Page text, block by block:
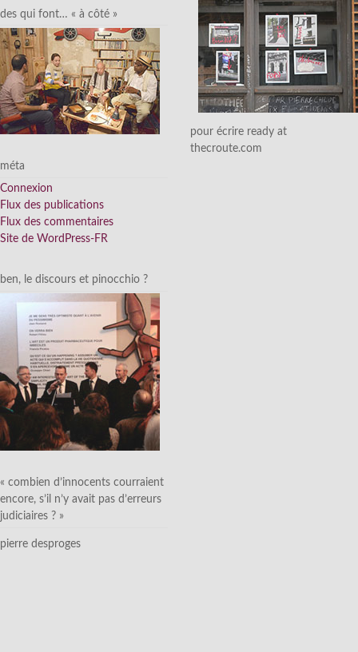
des qui font… « à côté »
méta
Connexion
Flux des publications
Flux des commentaires
Site de WordPress-FR
ben, le discours et pinocchio ?
« combien d’innocents courraient
encore, s’il n’y avait pas d’erreurs
judiciaires ? »
pierre desproges
pour écrire ready at
thecroute.com